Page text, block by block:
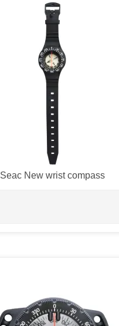
Seac New wrist compass